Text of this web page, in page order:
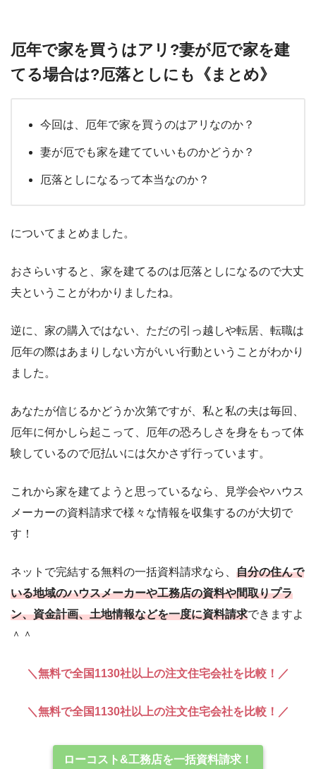
厄年で家を買うはアリ?妻が厄で家を建
てる場合は?厄落としにも《まとめ》
今回は、厄年で家を買うのはアリなのか？
妻が厄でも家を建てていいものかどうか？
厄落としになるって本当なのか？
についてまとめました。
おさらいすると、家を建てるのは厄落としになるので大丈
夫ということがわかりましたね。
逆に、家の購入ではない、ただの引っ越しや転居、転職は
厄年の際はあまりしない方がいい行動ということがわかり
ました。
あなたが信じるかどうか次第ですが、私と私の夫は毎回、
厄年に何かしら起こって、厄年の恐ろしさを身をもって体
験しているので厄払いには欠かさず行っています。
これから家を建てようと思っているなら、見学会やハウス
メーカーの資料請求で様々な情報を収集するのが大切で
す！
ネットで完結する無料の一括資料請求なら、 自分の住んで
いる地域のハウスメーカーや工務店の資料や間取りプラ
ン、資金計画、土地情報などを一度に資料請求できますよ
＾＾
＼無料で全国1130社以上の注文住宅会社を比較！／
＼無料で全国1130社以上の注文住宅会社を比較！／
ローコスト&工務店を一括資料請求！